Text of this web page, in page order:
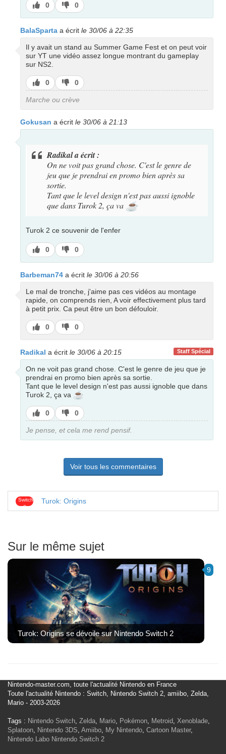
J’aime
0
J’aime
pas
0
BalaSparta a écrit le 30/06 à 22:35
Il y avait un stand au Summer Game Fest et on peut voir
sur YT une vidéo assez longue montrant du gameplay
sur NS2.
J’aime
0
J’aime
pas
0
Marche ou crève
Gokusan a écrit le 30/06 à 21:13
Radikal a écrit :
On ne voit pas grand chose. C'est le genre de
jeu que je prendrai en promo bien après sa
sortie.
Tant que le level design n'est pas aussi ignoble
que dans Turok 2, ça va ☕
Turok 2 ce souvenir de l'enfer
J’aime
0
J’aime
pas
0
Barbeman74 a écrit le 30/06 à 20:56
Le mal de tronche, j'aime pas ces vidéos au montage
rapide, on comprends rien, A voir effectivement plus tard
à petit prix. Ca peut être un bon défouloir.
J’aime
0
J’aime
pas
0
Staff Spécial
Radikal a écrit le 30/06 à 20:15
On ne voit pas grand chose. C'est le genre de jeu que je
prendrai en promo bien après sa sortie.
Tant que le level design n'est pas aussi ignoble que dans
Turok 2, ça va ☕
J’aime
0
J’aime
pas
0
Je pense, et cela me rend pensif.
Voir tous les commentaires
Switch
2
Turok: Origins
Sur le même sujet
9
Turok: Origins se dévoile sur Nintendo Switch 2
Nintendo-master.com, toute l'actualité Nintendo en France
Toute l'actualité Nintendo : Switch, Nintendo Switch 2, amiibo, Zelda,
Mario - 2003-2026
Tags : Nintendo Switch, Zelda, Mario, Pokémon, Metroid, Xenoblade,
Splatoon, Nintendo 3DS, Amiibo, My Nintendo, Cartoon Master,
Nintendo Labo Nintendo Switch 2